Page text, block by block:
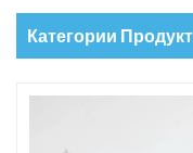
Категории